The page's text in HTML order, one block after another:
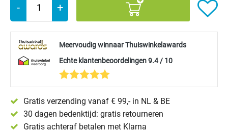
- +
Meervoudig winnaar Thuiswinkelawards
Echte klantenbeoordelingen 9.4 / 10
Gratis verzending vanaf € 99,- in NL & BE
30 dagen bedenktijd: gratis retourneren
Gratis achteraf betalen met Klarna